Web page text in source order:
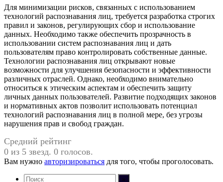
Для минимизации рисков, связанных с использованием
технологий распознавания лиц, требуется разработка строгих
правил и законов, регулирующих сбор и использование
данных. Необходимо также обеспечить прозрачность в
использовании систем распознавания лиц и дать
пользователям право контролировать собственные данные.
Технологии распознавания лиц открывают новые
возможности для улучшения безопасности и эффективности
различных отраслей. Однако, необходимо внимательно
относиться к этическим аспектам и обеспечить защиту
личных данных пользователей. Развитие подходящих законов
и нормативных актов позволит использовать потенциал
технологий распознавания лиц в полной мере, без угрозы
нарушения прав и свобод граждан.
Средний рейтинг
0 из 5 звезд. 0 голосов.
Вам нужно авторизироваться для того, чтобы проголосовать.